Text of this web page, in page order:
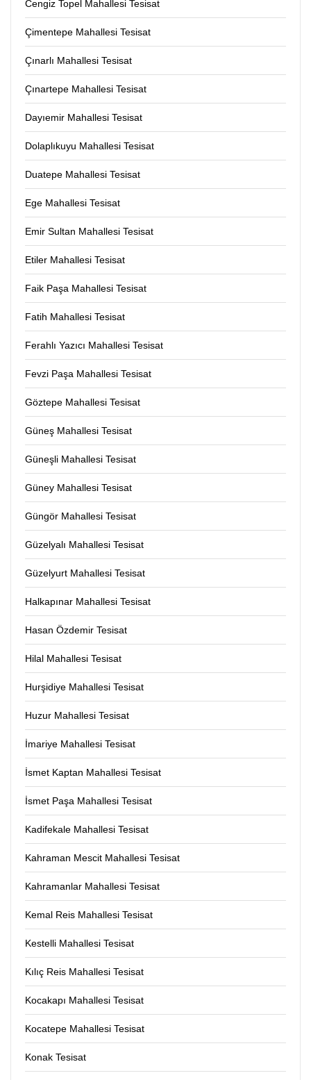
Cengiz Topel Mahallesi Tesisat
Çimentepe Mahallesi Tesisat
Çınarlı Mahallesi Tesisat
Çınartepe Mahallesi Tesisat
Dayıemir Mahallesi Tesisat
Dolaplıkuyu Mahallesi Tesisat
Duatepe Mahallesi Tesisat
Ege Mahallesi Tesisat
Emir Sultan Mahallesi Tesisat
Etiler Mahallesi Tesisat
Faik Paşa Mahallesi Tesisat
Fatih Mahallesi Tesisat
Ferahlı Yazıcı Mahallesi Tesisat
Fevzi Paşa Mahallesi Tesisat
Göztepe Mahallesi Tesisat
Güneş Mahallesi Tesisat
Güneşli Mahallesi Tesisat
Güney Mahallesi Tesisat
Güngör Mahallesi Tesisat
Güzelyalı Mahallesi Tesisat
Güzelyurt Mahallesi Tesisat
Halkapınar Mahallesi Tesisat
Hasan Özdemir Tesisat
Hilal Mahallesi Tesisat
Hurşidiye Mahallesi Tesisat
Huzur Mahallesi Tesisat
İmariye Mahallesi Tesisat
İsmet Kaptan Mahallesi Tesisat
İsmet Paşa Mahallesi Tesisat
Kadifekale Mahallesi Tesisat
Kahraman Mescit Mahallesi Tesisat
Kahramanlar Mahallesi Tesisat
Kemal Reis Mahallesi Tesisat
Kestelli Mahallesi Tesisat
Kılıç Reis Mahallesi Tesisat
Kocakapı Mahallesi Tesisat
Kocatepe Mahallesi Tesisat
Konak Tesisat